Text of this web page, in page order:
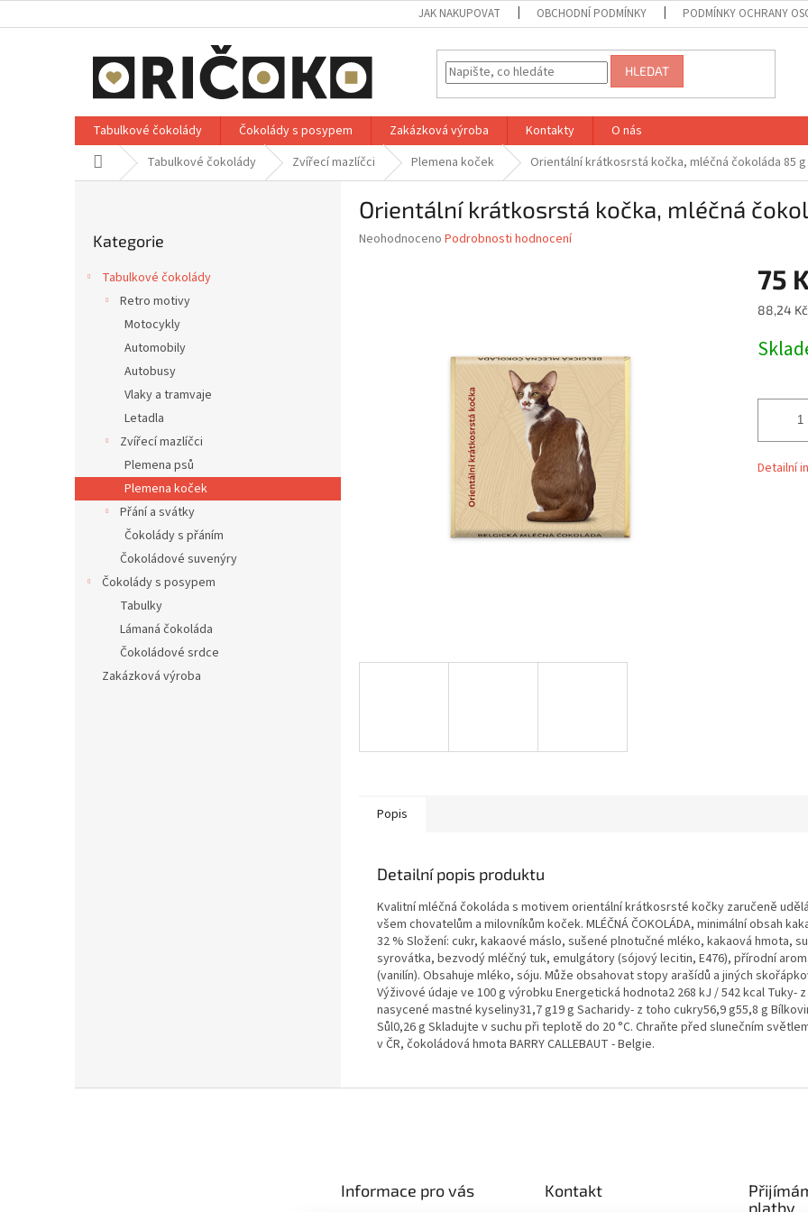
na
JAK NAKUPOVAT OBCHODNÍ PODMÍNKY PODMÍNKY OCHRANY
HLEDAT
Tabulkové čokolády Čokolády s posypem Zakázková výroba Kontakty
O nás
Domů Tabulkové čokolády Zvířecí mazlíčci Plemena koček Orientální krátkosrstá kočka, mléčná čokoláda 85 g
kategorie
Kategorie
Tabulkové čokolády
Retro motivy
Motocykly
Automobily
Autobusy
Vlaky a tramvaje
Letadla
Zvířecí mazlíčci
Plemena psů
Plemena koček
Přání a svátky
Čokolády s přáním
Čokoládové suvenýry
Čokolády s posypem
Tabulky
Lámaná čokoláda
Čokoládové srdce
Zakázková výroba
Orientální krátkosrstá kočka, mléčná
Průměrné
Neohodnoceno Podrobnosti hodnocení
75
Měrná
88,24
Detailní
Popis
Detailní popis produktu
Kvalitní mléčná čokoláda s motivem orientální krátkosrsté kočky zaručeně
všem chovatelům a milovníkům koček. MLÉČNÁ ČOKOLÁDA, minimální obsah
32 % Složení: cukr, kakaové máslo, sušené plnotučné mléko, kakaová hmota,
syrovátka, bezvodý mléčný tuk, emulgátory (sójový lecitin, E476), přírodní
(vanilín). Obsahuje mléko, sóju. Může obsahovat stopy arašídů a jiných
Výživové údaje ve 100 g výrobku Energetická hodnota2 268 kJ / 542 kcal Tuky-
nasycené mastné kyseliny31,7 g19 g Sacharidy- z toho cukry56,9 g55,8 g
Sůl0,26 g Skladujte v suchu při teplotě do 20 °C. Chraňte před slunečním
v ČR, čokoládová hmota BARRY CALLEBAUT - Belgie.
Informace pro vás Kontakt
platby